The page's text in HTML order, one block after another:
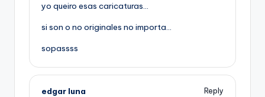
yo queiro esas caricaturas…
si son o no originales no importa…
sopassss
edgar luna
Reply